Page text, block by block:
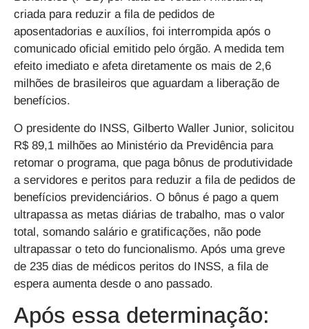
criada para reduzir a fila de pedidos de
aposentadorias e auxílios, foi interrompida após o
comunicado oficial emitido pelo órgão. A medida tem
efeito imediato e afeta diretamente os mais de 2,6
milhões de brasileiros que aguardam a liberação de
benefícios.
O presidente do INSS, Gilberto Waller Junior, solicitou
R$ 89,1 milhões ao Ministério da Previdência para
retomar o programa, que paga bônus de produtividade
a servidores e peritos para reduzir a fila de pedidos de
benefícios previdenciários. O bônus é pago a quem
ultrapassa as metas diárias de trabalho, mas o valor
total, somando salário e gratificações, não pode
ultrapassar o teto do funcionalismo. Após uma greve
de 235 dias de médicos peritos do INSS, a fila de
espera aumenta desde o ano passado.
Após essa determinação: